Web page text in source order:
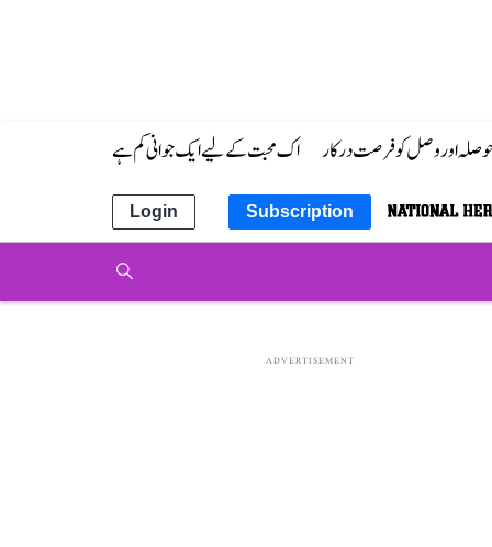
حوصلہ اور وصل کو فرصت درکار اک محبت کے لیے ایک جوانی کم ہے
Subscription
Login
ADVERTISEMENT